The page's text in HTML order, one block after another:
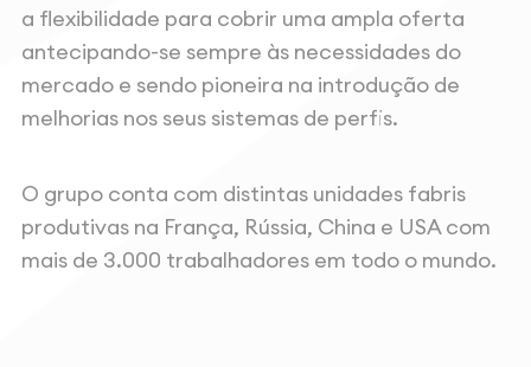
a flexibilidade para cobrir uma ampla oferta
antecipando-se sempre às necessidades do
mercado e sendo pioneira na introdução de
melhorias nos seus sistemas de perfis.
O grupo conta com distintas unidades fabris
produtivas na França, Rússia, China e USA com
mais de 3.000 trabalhadores em todo o mundo.